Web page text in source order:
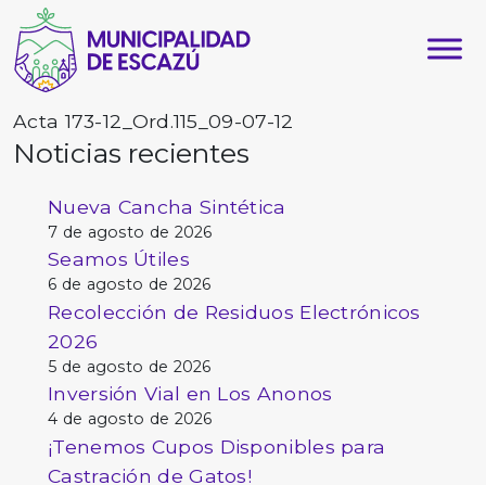
Acta 173-12_Ord.115_09-07-12
Noticias recientes
Nueva Cancha Sintética
7 de agosto de 2026
Seamos Útiles
6 de agosto de 2026
Recolección de Residuos Electrónicos
2026
5 de agosto de 2026
Inversión Vial en Los Anonos
4 de agosto de 2026
¡Tenemos Cupos Disponibles para
Castración de Gatos!